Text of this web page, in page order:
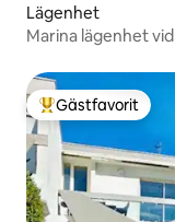
Lägenhet
Marina lägenhet
Populär gästfavorit
Gästfavorit